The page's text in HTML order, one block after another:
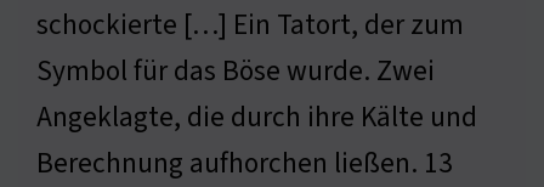
schockierte […] Ein Tatort, der zum
Symbol für das Böse wurde. Zwei
Angeklagte, die durch ihre Kälte und
Berechnung aufhorchen ließen. 13